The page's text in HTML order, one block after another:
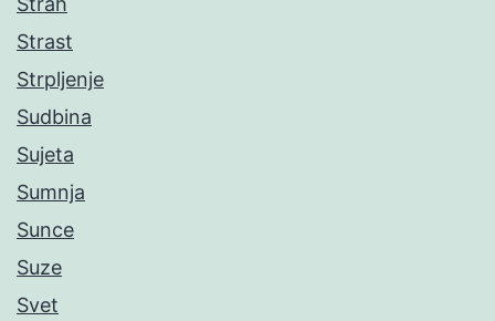
Strast
Strpljenje
Sudbina
Sujeta
Sumnja
Sunce
Suze
Svet